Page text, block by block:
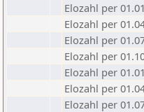
Elozahl per
Elozahl per
Elozahl per
Elozahl per
Elozahl per
Elozahl per
Elozahl per